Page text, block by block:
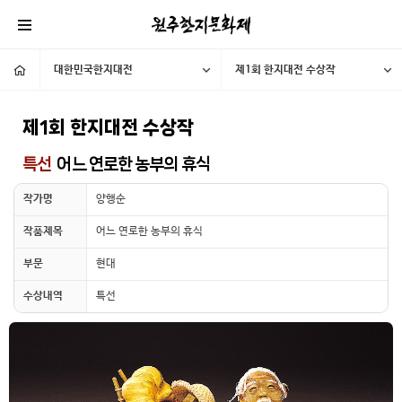
대한민국한지대전 제1회 한지대전 수상작
제1회 한지대전 수상작
특선 어느 연로한 농부의 휴식
작가명 양행순
작품제목 어느 연로한 농부의 휴식
부문 현대
수상내역 특선